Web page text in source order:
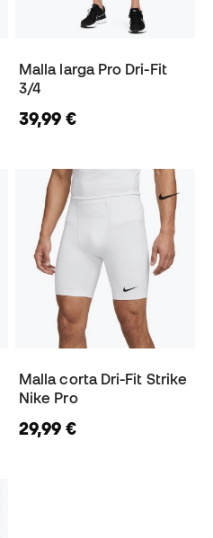
Malla larga Pro Dri-Fit
3/4
39,99 €
Malla corta Dri-Fit Strike
Nike Pro
29,99 €